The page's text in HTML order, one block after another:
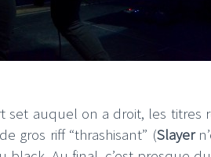
set auquel on a droit, les
gros riff “thrashisant” (Slayer